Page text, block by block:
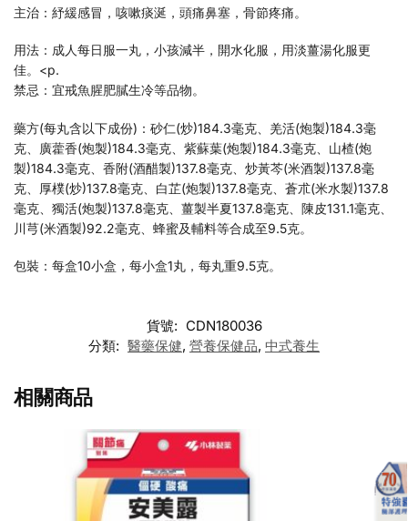
主治：紓緩感冒，咳嗽痰涎，頭痛鼻塞，骨節疼痛。
用法：成人每日服一丸，小孩減半，開水化服，用淡薑湯化服更
佳。<p.
禁忌：宜戒魚腥肥膩生冷等品物。
藥方(每丸含以下成份)：砂仁(炒)184.3毫克、羌活(炮製)184.3毫
克、廣藿香(炮製)184.3毫克、紫蘇葉(炮製)184.3毫克、山楂(炮
製)184.3毫克、香附(酒醋製)137.8毫克、炒黃芩(米酒製)137.8毫
克、厚樸(炒)137.8毫克、白芷(炮製)137.8毫克、蒼朮(米水製)137.8
毫克、獨活(炮製)137.8毫克、薑製半夏137.8毫克、陳皮131.1毫克、
川芎(米酒製)92.2毫克、蜂蜜及輔料等合成至9.5克。
包裝：每盒10小盒，每小盒1丸，每丸重9.5克。
貨號: CDN180036
分類: 醫藥保健, 營養保健品, 中式養生
相關商品